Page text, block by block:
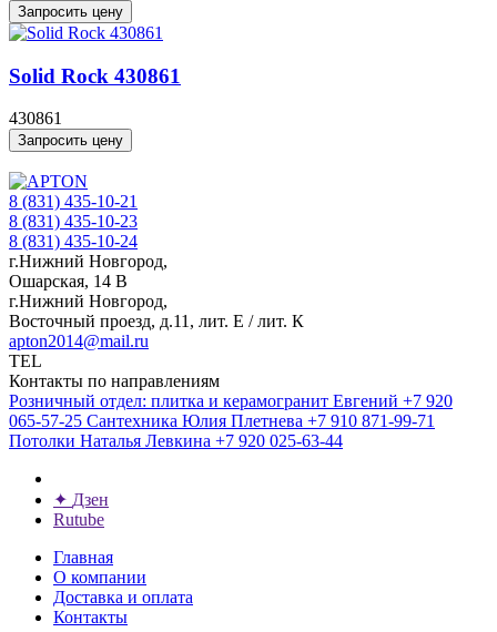
Запросить цену
Solid Rock 430861
430861
Запросить цену
8 (831) 435-10-21
8 (831) 435-10-23
8 (831) 435-10-24
г.Нижний Новгород,
Ошарская, 14 В
г.Нижний Новгород,
Восточный проезд, д.11, лит. Е / лит. К
apton2014@mail.ru
TEL
Контакты по направлениям
Розничный отдел: плитка и керамогранит Евгений +7 920
065-57-25 Сантехника Юлия Плетнева +7 910 871-99-71
Потолки Наталья Левкина +7 920 025-63-44
✦ Дзен
Rutube
Главная
О компании
Доставка и оплата
Контакты